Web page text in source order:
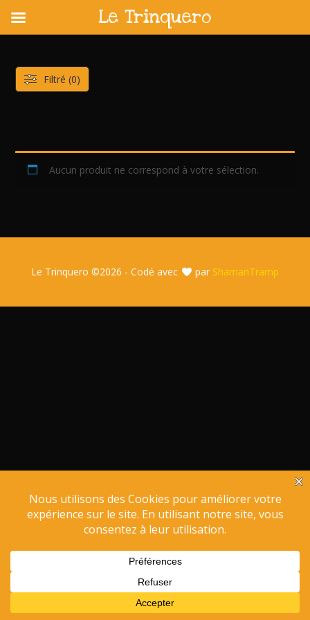
content
Aucun produit ne correspond à votre sélection.
Filtré (0)
Le Trinquero ©2026 - Codé avec par ShamanTramp
Le Trinquero